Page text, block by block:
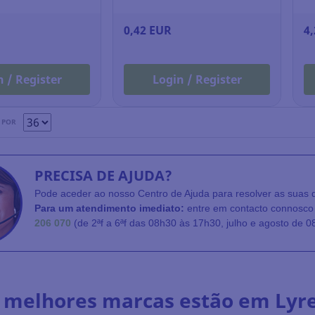
/ Register
0,42 EUR
Login / Register
PRECISA DE AJUDA?
Pode aceder ao nosso Centro de Ajuda para resolver as
Para um atendimento imediato: entre em contacto
206 070 (de 2ªf a 6ªf das 08h30 às 17h30, julho e agosto de
melhores marcas estão em